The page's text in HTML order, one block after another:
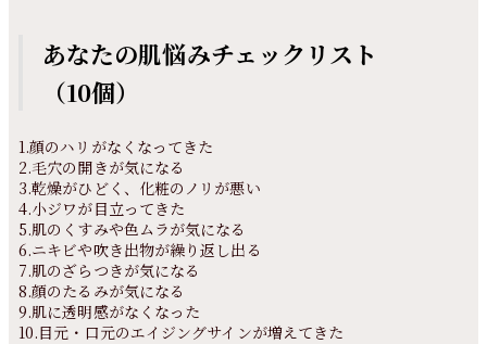
あなたの肌悩みチェックリスト
（10個）
1.顔のハリがなくなってきた
2.毛穴の開きが気になる
3.乾燥がひどく、化粧のノリが悪い
4.小ジワが目立ってきた
5.肌のくすみや色ムラが気になる
6.ニキビや吹き出物が繰り返し出る
7.肌のざらつきが気になる
8.顔のたるみが気になる
9.肌に透明感がなくなった
10.目元・口元のエイジングサインが増えてきた